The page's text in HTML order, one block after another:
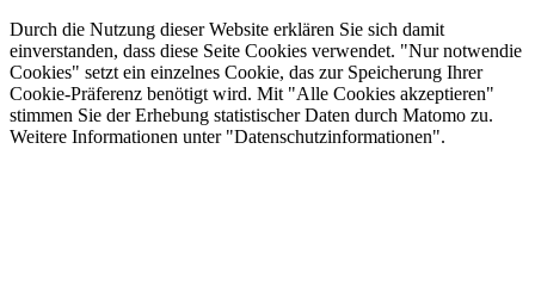
Durch die Nutzung dieser Website erklären Sie sich damit
einverstanden, dass diese Seite Cookies verwendet. "Nur notwendie
Cookies" setzt ein einzelnes Cookie, das zur Speicherung Ihrer
Cookie-Präferenz benötigt wird. Mit "Alle Cookies akzeptieren"
stimmen Sie der Erhebung statistischer Daten durch Matomo zu.
Weitere Informationen unter "Datenschutzinformationen".